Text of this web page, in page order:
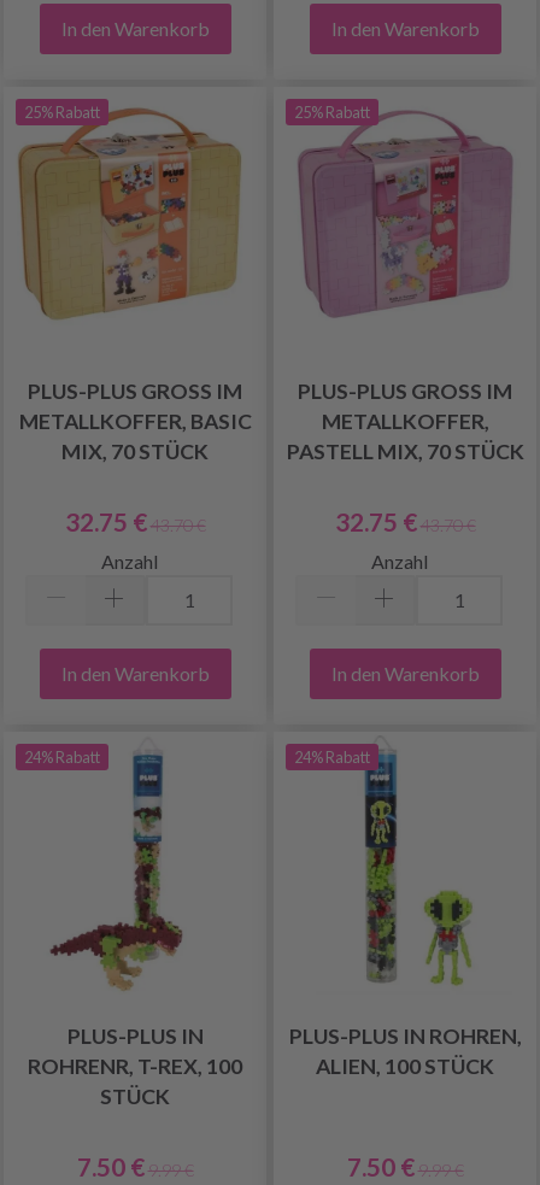
In den Warenkorb In den Warenkorb
25% Rabatt
PLUS-PLUS GROSS IM
METALLKOFFER, BASIC
MIX, 70 STÜCK
32.75 € 43.70 €
Anzahl
In den Warenkorb
25% Rabatt
PLUS-PLUS GROSS IM
METALLKOFFER,
PASTELL MIX, 70 STÜCK
32.75 € 43.70 €
Anzahl
In den Warenkorb
24% Rabatt
PLUS-PLUS IN
ROHRENR, T-REX, 100
STÜCK
7.50 € 9.99 €
24% Rabatt
PLUS-PLUS IN ROHREN,
ALIEN, 100 STÜCK
7.50 € 9.99 €